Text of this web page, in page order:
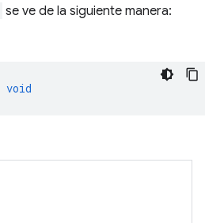
se ve de la siguiente manera:
void